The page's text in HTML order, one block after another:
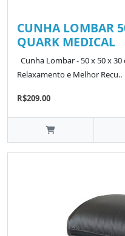
CUNHA LOMBAR
QUARK MEDICAL
Cunha Lombar - 50 x 50 x
Relaxamento e Melhor Recu..
R$209.00